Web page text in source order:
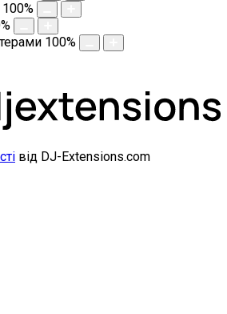
100%
%
100%
від DJ-Extensions.com